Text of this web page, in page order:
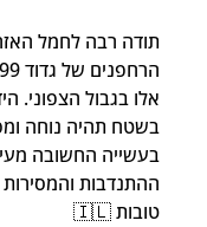
תודה רבה לחמל
אלו בגבול הצפוני.
בשטח תהיה נוחה
בעשייה החשובה
טובות 🇮🇱